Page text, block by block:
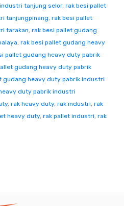
tanjung selor, rak besi pallet
tanjungpinang, rak besi pallet
tarakan, rak besi pallet gudang
, rak besi pallet gudang heavy
pallet gudang heavy duty pabrik
gudang heavy duty pabrik
gudang heavy duty pabrik industri
duty pabrik industri
, rak heavy duty, rak industri, rak
heavy duty, rak pallet industri, rak